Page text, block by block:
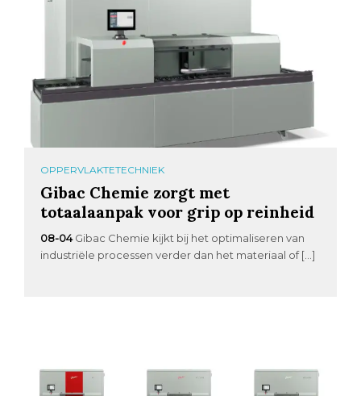
OPPERVLAKTETECHNIEK
Gibac Chemie zorgt met
totaalaanpak voor grip op reinheid
08-04 Gibac Chemie kijkt bij het optimaliseren van
industriële processen verder dan het materiaal of […]